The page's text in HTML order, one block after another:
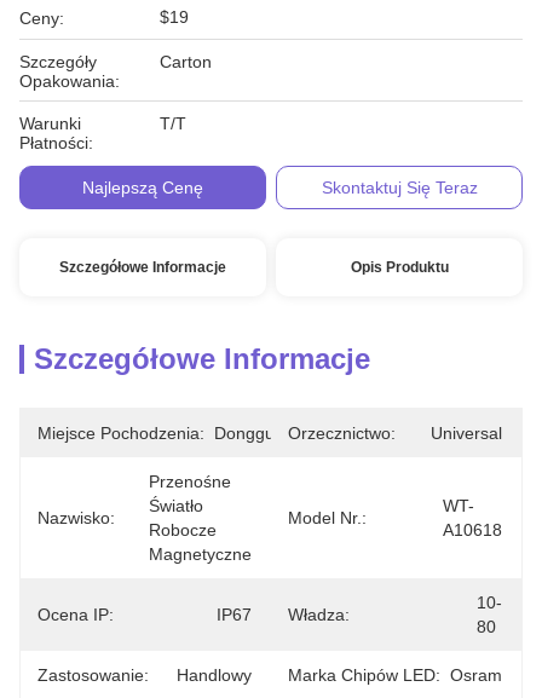
Ceny: $19
Szczegóły
Opakowania:
Carton
Warunki
Płatności:
T/T
Najlepszą Cenę Skontaktuj Się Teraz
Szczegółowe Informacje Opis Produktu
Szczegółowe Informacje
Miejsce Pochodzenia: DongguanOrzecznictwo: Universal
Nazwisko:
Przenośne
Światło
Robocze
Magnetyczne
Model Nr.:
WT-
A10618
Ocena IP: IP67 Władza:
10-
80
Zastosowanie: Handlowy Marka Chipów LED: Osram